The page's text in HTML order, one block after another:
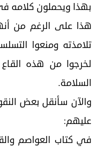
بهذا ويحملون كلامه
هذا على الرغم من
تلامذته ومنعوا
لخرجوا من هذه
السلامة.
والآن سأنقل بعض
عليهم:
في كتاب العواصم